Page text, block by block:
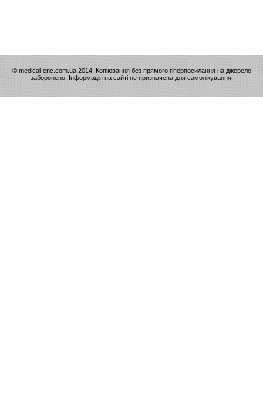
© medical-enc.com.ua 2014. Копіювання без прямого гіперпосилання на джерело
заборонено. Інформація на сайті не призначена для самолікування!